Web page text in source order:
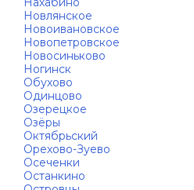
Новлянское
Новоивановское
Новопетровское
Новосиньково
Ногинск
Обухово
Одинцово
Озерецкое
Озёры
Октябрьский
Орехово-Зуево
Осеченки
Останкино